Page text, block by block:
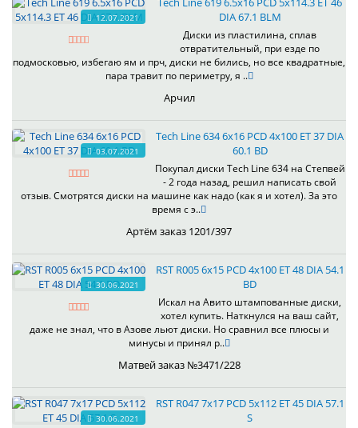
12.07.2021
DIA 67.1 BLM
Диски из пластилина, сплав
отвратительный, при езде по
подмосковью, избегаю ям и прч, диски не бились, но все квадратные,
пара травит по периметру, я ..
Арчил
03.07.2021
Tech Line 634 6x16 PCD 4x100 ET 37 DIA
60.1 BD
Покупал диски Tech Line 634 на Степвей
- 2 года назад, решил написать свой
отзыв. Смотрятся диски на машине как надо (как я и хотел). За это
время с э..
Артём заказ 1201/397
30.06.2021
RST R005 6x15 PCD 4x100 ET 48 DIA 54.1
BD
Искал на Авито штампованные диски,
хотел купить. Наткнулся на ваш сайт,
даже не знал, что в Азове льют диски. Но сравнил все плюсы и
минусы и принял р..
Матвей заказ №3471/228
30.06.2021
RST R047 7x17 PCD 5x112 ET 45 DIA 57.1
S